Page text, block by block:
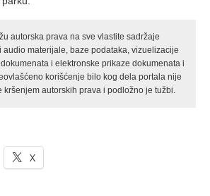
autorska prava na sve vlastite sadržaje
audio materijale, baze podataka, vizuelizacije
i elektronske prikaze dokumenata i
korišćenje bilo kog dela portala nije
kršenjem autorskih prava i podložno je tužbi.
X